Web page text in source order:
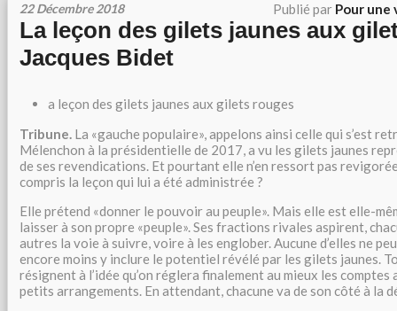
22 Décembre 2018 Publié par Pour une
La leçon des gilets jaunes aux
Jacques Bidet
a leçon des gilets jaunes aux gilets rouges
Tribune. La «gauche populaire», appelons ainsi celle qui s’est
Mélenchon à la présidentielle de 2017, a vu les gilets jaunes
de ses revendications. Et pourtant elle n’en ressort pas
compris la leçon qui lui a été administrée ?
Elle prétend «donner le pouvoir au peuple». Mais elle est elle-
laisser à son propre «peuple». Ses fractions rivales aspirent,
autres la voie à suivre, voire à les englober. Aucune d’elles ne
encore moins y inclure le potentiel révélé par les gilets jaunes.
résignent à l’idée qu’on réglera finalement au mieux les comptes
petits arrangements. En attendant, chacune va de son côté à la